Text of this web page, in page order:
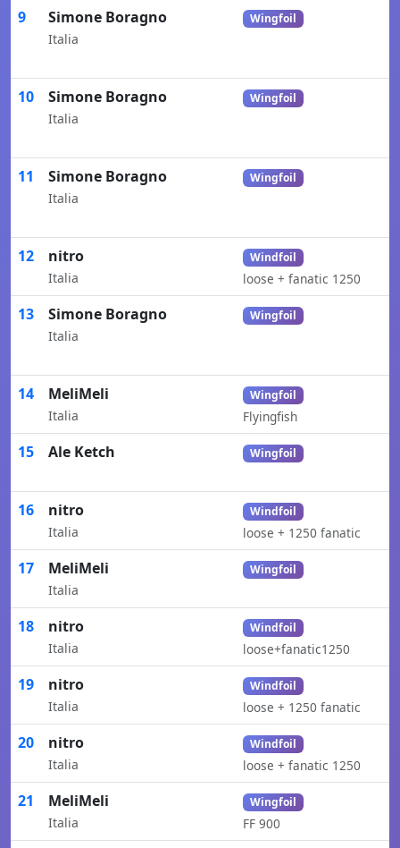
9 Simone Boragno
Italia
Wingfoil
10 Simone Boragno
Italia
Wingfoil
11 Simone Boragno
Italia
Wingfoil
12 nitro
Italia
Windfoil
loose + fanatic 1250
13 Simone Boragno
Italia
Wingfoil
14 MeliMeli
Italia
Wingfoil
Flyingfish
15 Ale Ketch Wingfoil
16 nitro
Italia
Windfoil
loose + 1250 fanatic
17 MeliMeli
Italia
Wingfoil
18 nitro
Italia
Windfoil
loose+fanatic1250
19 nitro
Italia
Windfoil
loose + 1250 fanatic
20 nitro
Italia
Windfoil
loose + fanatic 1250
21 MeliMeli
Italia
Wingfoil
FF 900